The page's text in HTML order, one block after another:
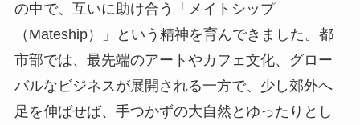
の中で、互いに助け合う「メイトシップ
（Mateship）」という精神を育んできました。都
市部では、最先端のアートやカフェ文化、グロー
バルなビジネスが展開される一方で、少し郊外へ
足を伸ばせば、手つかずの大自然とゆったりとし